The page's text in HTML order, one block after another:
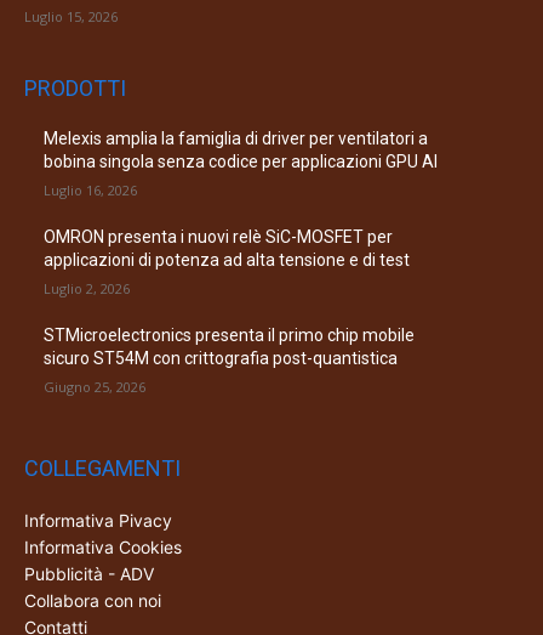
Luglio 15, 2026
PRODOTTI
Melexis amplia la famiglia di driver per ventilatori a
bobina singola senza codice per applicazioni GPU AI
Luglio 16, 2026
OMRON presenta i nuovi relè SiC-MOSFET per
applicazioni di potenza ad alta tensione e di test
Luglio 2, 2026
STMicroelectronics presenta il primo chip mobile
sicuro ST54M con crittografia post-quantistica
Giugno 25, 2026
COLLEGAMENTI
Informativa Pivacy
Informativa Cookies
Pubblicità - ADV
Collabora con noi
Contatti